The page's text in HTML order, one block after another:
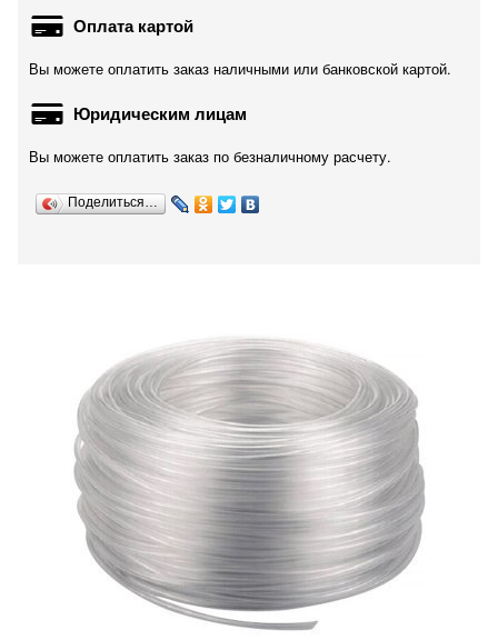
Оплата картой
Вы можете оплатить заказ наличными или банковской картой.
Юридическим лицам
Вы можете оплатить заказ по безналичному расчету.
Поделиться…